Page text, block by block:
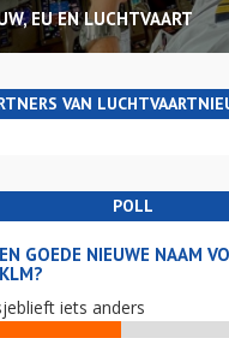
EU EN LUCHTVAART
VAN
POLL
GOEDE NIEUWE NAAM
iets anders